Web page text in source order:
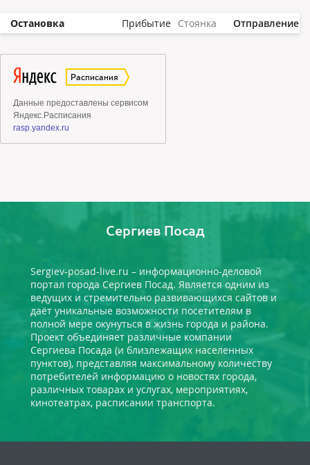
Остановка Прибытие Стоянка Отправление
Сергиев Посад
Sergiev-posad-live.ru – информационно-деловой
портал города Сергиев Посад. Является одним из
ведущих и стремительно развивающихся сайтов и
даёт уникальные возможности посетителям в
полной мере окунуться в жизнь города и района.
Проект объединяет различные компании
Сергиева Посада (и близлежащих населенных
пунктов), представляя максимальному количеству
потребителей информацию о новостях города,
различных товарах и услугах, мероприятиях,
кинотеатрах, расписании транспорта.